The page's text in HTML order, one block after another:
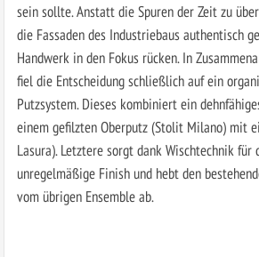
sein sollte. Anstatt die Spuren der Zeit zu
die Fassaden des Industriebaus authentisch
Handwerk in den Fokus rücken. In
fiel die Entscheidung schließlich auf ein
Putzsystem. Dieses kombiniert ein
einem gefilzten Oberputz (Stolit Milano) mit
Lasura). Letztere sorgt dank Wischtechnik für
unregelmäßige Finish und hebt den
vom übrigen Ensemble ab.